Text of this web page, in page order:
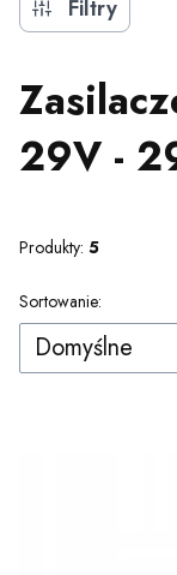
Filtry
29V -
Produkty: 5
Lista
Sortowanie:
Domyślne